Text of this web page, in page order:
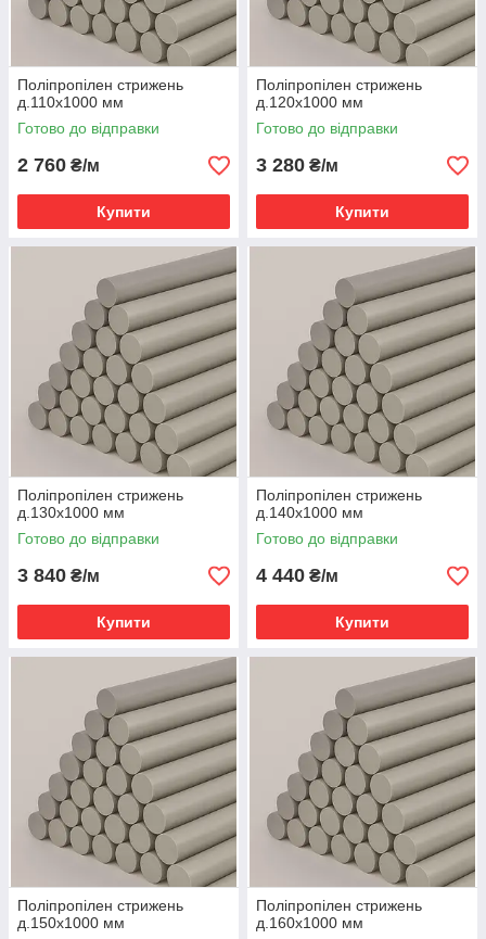
Поліпропілен стрижень
д.110х1000 мм
Готово до відправки
2 760 ₴/м
Купити
Поліпропілен стрижень
д.120х1000 мм
Готово до відправки
3 280 ₴/м
Купити
Поліпропілен стрижень
д.130х1000 мм
Готово до відправки
3 840 ₴/м
Купити
Поліпропілен стрижень
д.140х1000 мм
Готово до відправки
4 440 ₴/м
Купити
Поліпропілен стрижень
д.150х1000 мм
Поліпропілен стрижень
д.160х1000 мм